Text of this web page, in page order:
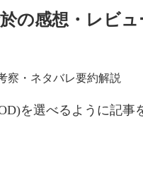
の感想・レビ
を選べるように記事